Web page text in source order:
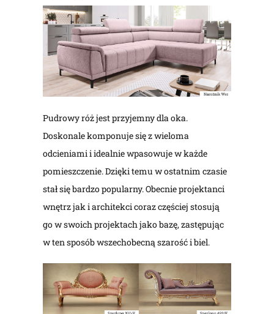
Pudrowy róż jest przyjemny dla oka.
Doskonale komponuje się z wieloma
odcieniami i idealnie wpasowuje w każde
pomieszczenie. Dzięki temu w ostatnim czasie
stał się bardzo popularny. Obecnie projektanci
wnętrz jak i architekci coraz częściej stosują
go w swoich projektach jako bazę, zastępując
w ten sposób wszechobecną szarość i biel.